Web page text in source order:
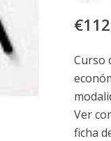
€
Curso
Ver
ficha